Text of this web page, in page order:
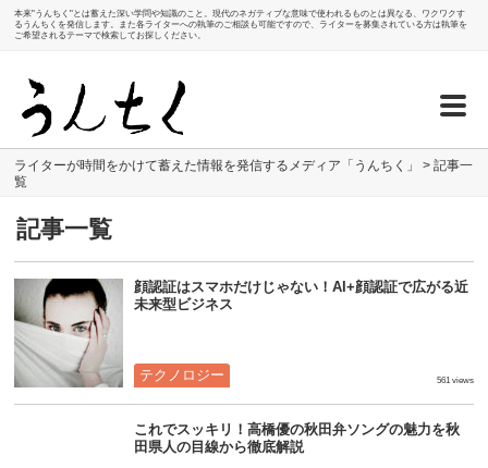
本来"うんちく"とは蓄えた深い学問や知識のこと。現代のネガティブな意味で使われるものとは異なる、ワクワクす
るうんちくを発信します。また各ライターへの執筆のご相談も可能ですので、ライターを募集されている方は執筆を
ご希望されるテーマで検索してお探しください。
ライターが時間をかけて蓄えた情報を発信するメディア「うんちく」 >記事一
覧
記事一覧
顔認証はスマホだけじゃない！AI+顔認証で広がる近
未来型ビジネス
テクノロジー 561 views
これでスッキリ！高橋優の秋田弁ソングの魅力を秋
田県人の目線から徹底解説